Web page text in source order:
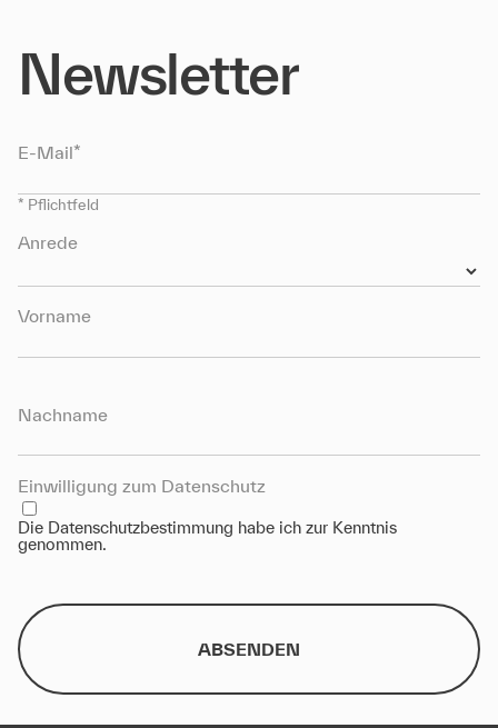
Newsletter
E-Mail
* Pflichtfeld
Anrede
Vorname
Nachname
Einwilligung zum Datenschutz
Die Datenschutzbestimmung habe ich zur Kenntnis
genommen.
ABSENDEN